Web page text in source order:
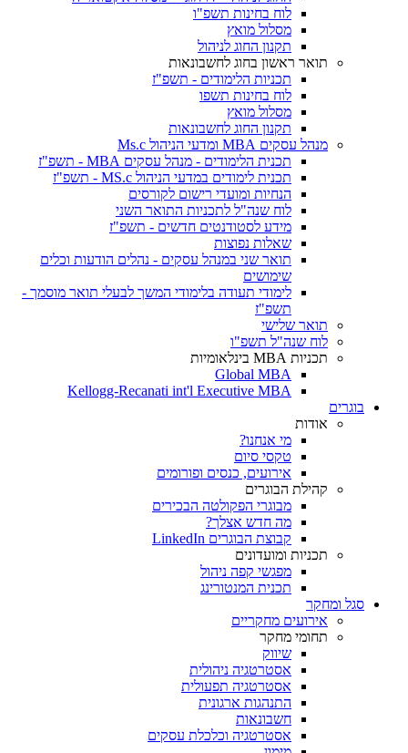
לוח בחינות תשפ"ו
מסלול מואץ
תקנון החוג לניהול
תואר ראשון בחוג לחשבונאות
תכניות הלימודים - תשפ"ז
לוח בחינות תשפו
מסלול מואץ
תקנון החוג לחשבונאות
מנהל עסקים MBA ומדעי הניהול Ms.c
תכנית הלימודים - מנהל עסקים MBA - תשפ"ז
תכנית לימודים במדעי הניהול MS.c - תשפ"ז
הנחיות ומועדי רישום לקורסים
לוח שנה"ל לתכניות התואר השני
מידע לסטודנטים חדשים - תשפ"ז
שאלות נפוצות
תואר שני במנהל עסקים - נהלים הודעות וכלים
שימושים
לימודי תעודה בלימודי המשך לבעלי תואר מוסמך -
תשפ"ז
תואר שלישי
לוח שנה"ל תשפ"ו
תכניות MBA בינלאומיות
Global MBA
Kellogg-Recanati int'l Executive MBA
בוגרים
אודות
מי אנחנו?
טקסי סיום
אירועים, כנסים ופורומים
קהילת הבוגרים
מבוגרי הפקולטה הבכירים
מה חדש אצלך?
קבוצת הבוגרים LinkedIn
תכניות ומועדונים
מפגשי קפה ניהול
תכנית המנטורינג
סגל ומחקר
אירועים מחקריים
תחומי מחקר
שיווק
אסטרטגיה ניהולית
אסטרטגיה תפעולית
התנהגות ארגונית
חשבונאות
אסטרטגיה וכלכלת עסקים